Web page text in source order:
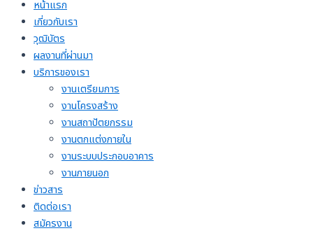
หน้าแรก
เกี่ยวกับเรา
วุฒิบัตร
ผลงานที่ผ่านมา
บริการของเรา
งานเตรียมการ
งานโครงสร้าง
งานสถาปัตยกรรม
งานตกแต่งภายใน
งานระบบประกอบอาคาร
งานภายนอก
ข่าวสาร
ติดต่อเรา
สมัครงาน